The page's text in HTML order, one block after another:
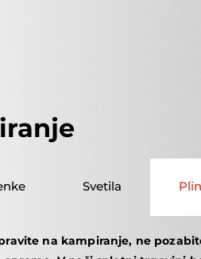
Svetila
na kampiranje, ne